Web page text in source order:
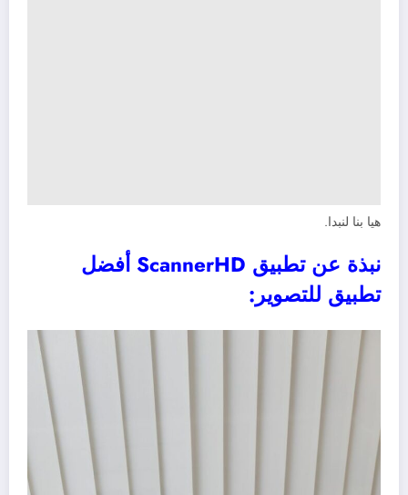
هيا بنا لنبدا.
نبذة عن ‏تطبيق ScannerHD أفضل
تطبيق للتصوير: